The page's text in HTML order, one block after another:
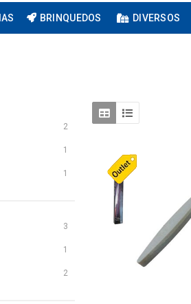
BRINQUEDOS DIVERSOS
2
1
1
3
1
2